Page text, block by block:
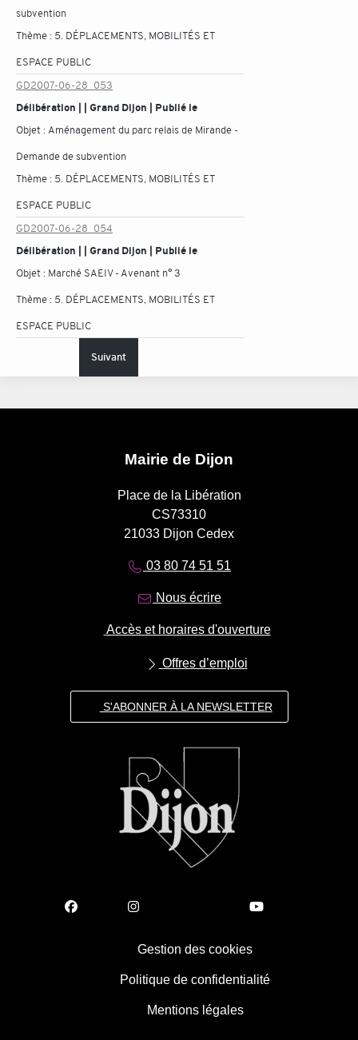
subvention
Thème : 5. DÉPLACEMENTS, MOBILITÉS ET
ESPACE PUBLIC
GD2007-06-28_053
Délibération | | Grand Dijon | Publié le
Objet : Aménagement du parc relais de Mirande -
Demande de subvention
Thème : 5. DÉPLACEMENTS, MOBILITÉS ET
ESPACE PUBLIC
GD2007-06-28_054
Délibération | | Grand Dijon | Publié le
Objet : Marché SAEIV - Avenant n° 3
Thème : 5. DÉPLACEMENTS, MOBILITÉS ET
ESPACE PUBLIC
Suivant
Mairie de Dijon
Place de la Libération
CS73310
21033 Dijon Cedex
03 80 74 51 51
Nous écrire
Accès et horaires d'ouverture
Offres d’emploi
S'ABONNER À LA NEWSLETTER
Gestion des cookies
Politique de confidentialité
Mentions légales